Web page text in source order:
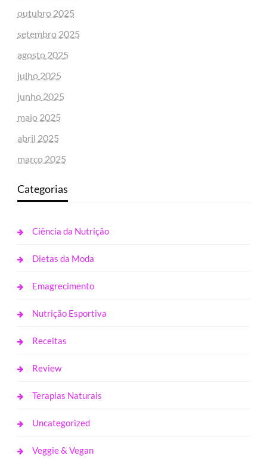
outubro 2025
setembro 2025
agosto 2025
julho 2025
junho 2025
maio 2025
abril 2025
março 2025
Categorias
Ciência da Nutrição
Dietas da Moda
Emagrecimento
Nutrição Esportiva
Receitas
Review
Terapias Naturais
Uncategorized
Veggie & Vegan